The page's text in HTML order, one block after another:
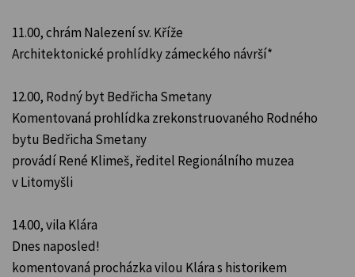
11.00, chrám Nalezení sv. Kříže
Architektonické prohlídky zámeckého návrší*
12.00, Rodný byt Bedřicha Smetany
Komentovaná prohlídka zrekonstruovaného Rodného
bytu Bedřicha Smetany
provádí René Klimeš, ředitel Regionálního muzea
v Litomyšli
14.00, vila Klára
Dnes naposled!
komentovaná procházka vilou Klára s historikem